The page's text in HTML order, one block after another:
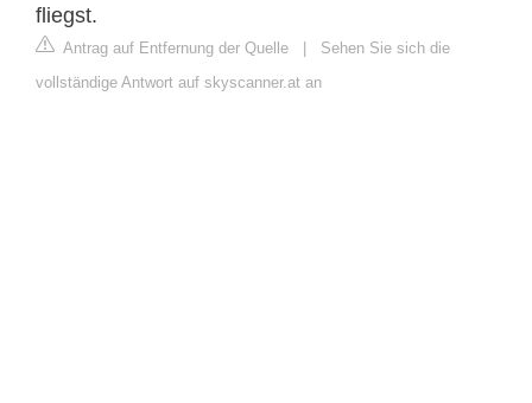
fliegst.
Antrag auf Entfernung der Quelle
Sehen Sie sich die
vollständige Antwort auf skyscanner.at an